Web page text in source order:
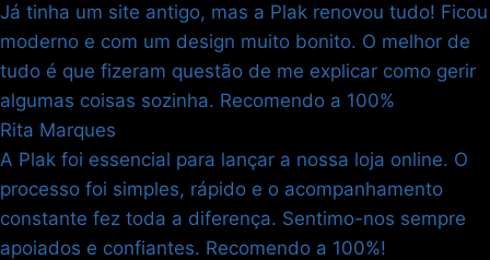
Já tinha um site antigo, mas a Plak renovou tudo! Ficou
moderno e com um design muito bonito. O melhor de
tudo é que fizeram questão de me explicar como gerir
algumas coisas sozinha. Recomendo a 100%
Rita Marques
A Plak foi essencial para lançar a nossa loja online. O
processo foi simples, rápido e o acompanhamento
constante fez toda a diferença. Sentimo-nos sempre
apoiados e confiantes. Recomendo a 100%!